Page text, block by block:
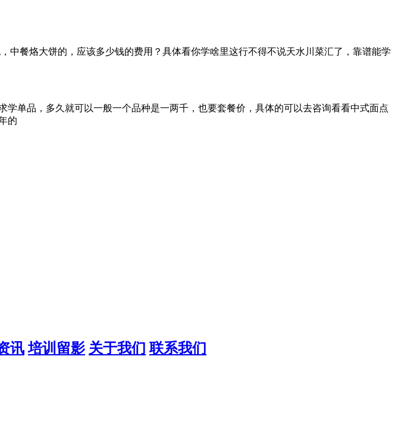
中餐烙大饼的，应该多少钱的费用？具体看你学啥里这行不得不说天水川菜汇了，靠谱能学
单品，多久就可以一般一个品种是一两千，也要套餐价，具体的可以去咨询看看中式面点
的
讯 培训留影 关于我们 联系我们